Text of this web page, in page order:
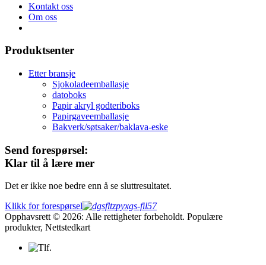
Kontakt oss
Om oss
Produktsenter
Etter bransje
Sjokoladeemballasje
datoboks
Papir akryl godteriboks
Papirgaveemballasje
Bakverk/søtsaker/baklava-eske
Send forespørsel:
Klar til å lære mer
Det er ikke noe bedre enn å se sluttresultatet.
Klikk for forespørsel
Opphavsrett © 2026: Alle rettigheter forbeholdt. Populære
produkter, Nettstedkart